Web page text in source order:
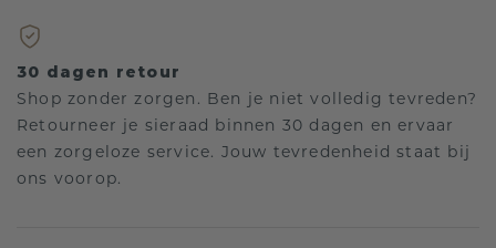
30 dagen retour
Shop zonder zorgen. Ben je niet volledig tevreden?
Retourneer je sieraad binnen 30 dagen en ervaar
een zorgeloze service. Jouw tevredenheid staat bij
ons voorop.